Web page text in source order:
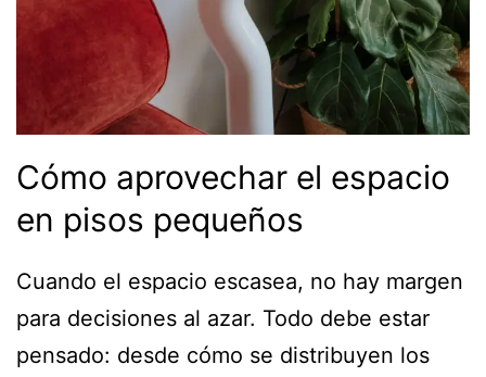
Cómo aprovechar el espacio
en pisos pequeños
Cuando el espacio escasea, no hay margen
para decisiones al azar. Todo debe estar
pensado: desde cómo se distribuyen los